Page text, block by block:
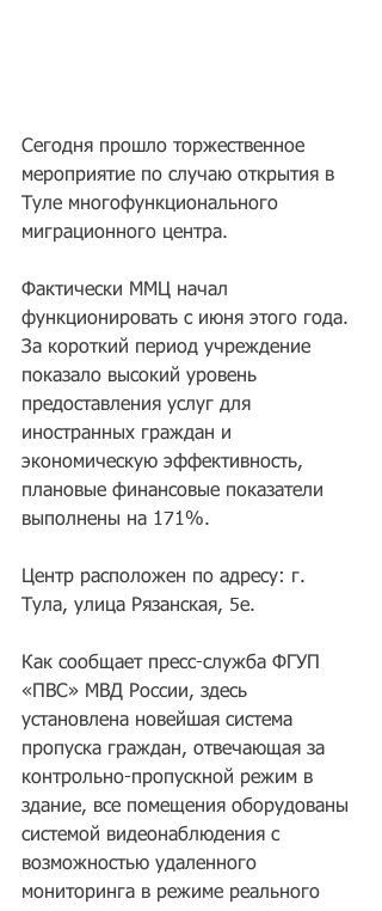
Сегодня прошло торжественное
мероприятие по случаю открытия в
Туле многофункционального
миграционного центра.
Фактически ММЦ начал
функционировать с июня этого года.
За короткий период учреждение
показало высокий уровень
предоставления услуг для
иностранных граждан и
экономическую эффективность,
плановые финансовые показатели
выполнены на 171%.
Центр расположен по адресу: г.
Тула, улица Рязанская, 5е.
Как сообщает пресс-служба ФГУП
«ПВС» МВД России, здесь
установлена новейшая система
пропуска граждан, отвечающая за
контрольно-пропускной режим в
здание, все помещения оборудованы
системой видеонаблюдения с
возможностью удаленного
мониторинга в режиме реального